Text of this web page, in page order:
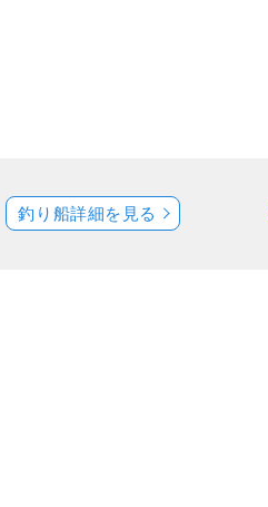
釣り船詳細を見る